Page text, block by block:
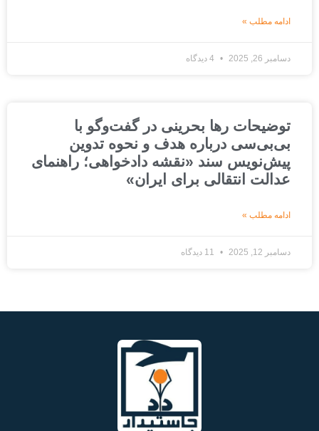
ادامه مطلب »
دسامبر 26, 2025 4 دیدگاه
توضیحات رها بحرینی در گفت‌وگو با
بی‌بی‌سی درباره هدف و نحوه تدوین
پیش‌نویس سند «نقشه دادخواهی؛ راهنمای
عدالت انتقالی برای ایران»
ادامه مطلب »
دسامبر 12, 2025 11 دیدگاه